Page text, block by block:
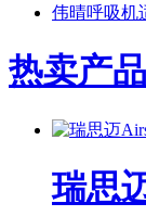
伟晴呼吸机
热卖产品
瑞思